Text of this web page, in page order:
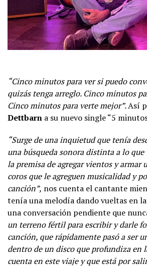
“Cinco minutos para ver si puedo
quizás tenga arreglo. Cinco minutos
Cinco minutos para verte mejor”.Así
Dettbarn a su nuevo single “5
“Surge de una inquietud que tenía
una búsqueda sonora distinta a lo
la premisa de agregar vientos y armar
coros que le agreguen musicalidad y
canción”, nos cuenta el cantante
tenía una melodía dando vueltas en la
una conversación pendiente que
un terreno fértil para escribir y darle
canción, que rápidamente pasó a ser
dentro de un disco que profundiza en
cuenta en este viaje y que está por